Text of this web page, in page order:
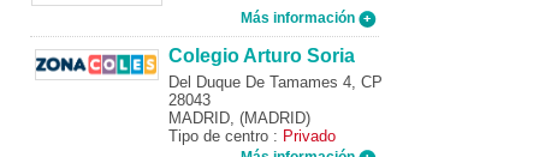
Más información
Colegio Arturo Soria
Del Duque De Tamames 4, CP
28043
MADRID, (MADRID)
Tipo de centro : Privado